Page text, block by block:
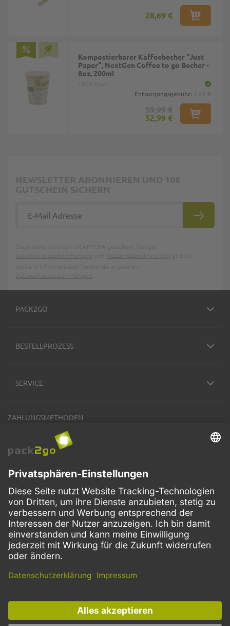
28,69 €
Kompostierbarer Kaffeebecher "Just
Paper", NextGen Coffee to go Becher -
8oz, 200ml
Entsorgungsgebühr:
52,99 €
PACK2GO
BESTELLPROZESS
SERVICE
ZAHLUNGSMETHODEN
VERSANDARTEN
FacebookInstagramLinkedIn